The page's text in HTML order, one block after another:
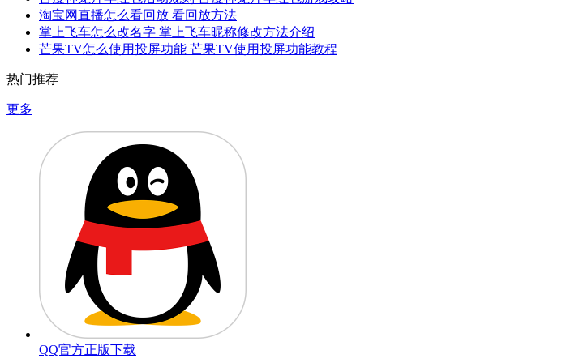
淘宝网直播怎么看回放 看回放方法
掌上飞车怎么改名字 掌上飞车昵称修改方法介绍
芒果TV怎么使用投屏功能 芒果TV使用投屏功能教程
热门推荐
更多
QQ官方正版下载